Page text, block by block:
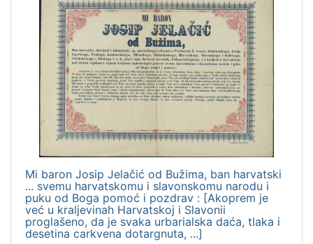
Mi baron Josip Jelačić od Bužima, ban harvatski
... svemu harvatskomu i slavonskomu narodu i
puku od Boga pomoć i pozdrav : [Akoprem je
već u kraljevinah Harvatskoj i Slavonii
proglašeno, da je svaka urbarialska daća, tlaka i
desetina carkvena dotargnuta, ...]